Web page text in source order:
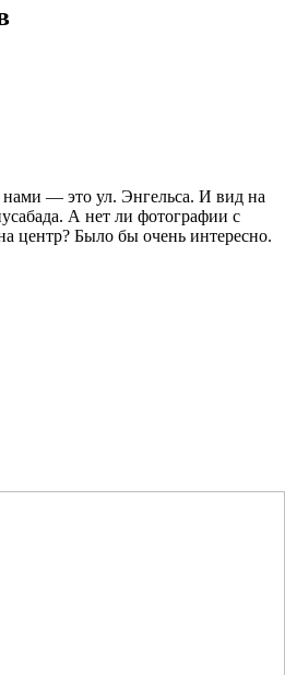
— это ул. Энгельса. И вид на
А нет ли фотографии с
центр? Было бы очень интересно.